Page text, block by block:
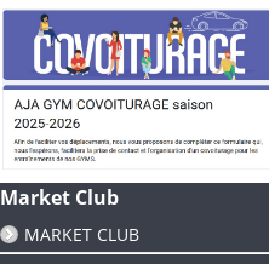
Market Club
MARKET CLUB